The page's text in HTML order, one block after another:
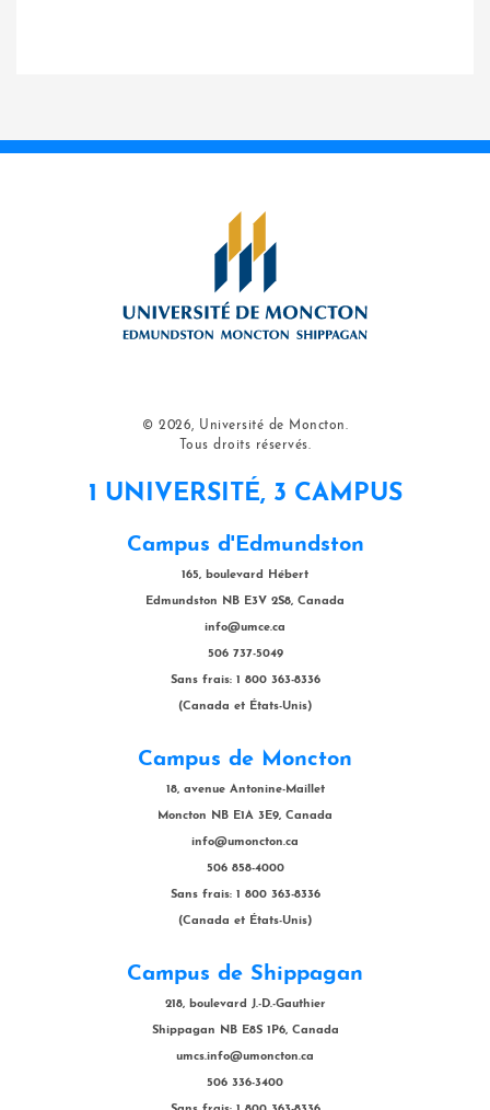
© 2026, Université de Moncton.
Tous droits réservés.
1 UNIVERSITÉ, 3 CAMPUS
Campus d'Edmundston
165, boulevard Hébert
Edmundston NB E3V 2S8, Canada
info@umce.ca
506 737-5049
Sans frais: 1 800 363-8336
(Canada et États-Unis)
Campus de Moncton
18, avenue Antonine-Maillet
Moncton NB E1A 3E9, Canada
info@umoncton.ca
506 858-4000
Sans frais: 1 800 363-8336
(Canada et États-Unis)
Campus de Shippagan
218, boulevard J.-D.-Gauthier
Shippagan NB E8S 1P6, Canada
umcs.info@umoncton.ca
506 336-3400